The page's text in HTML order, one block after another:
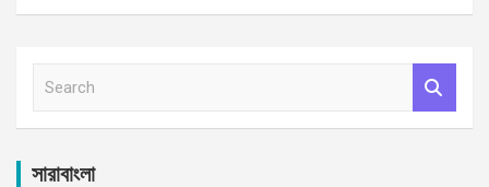
c
সারাবাংলা